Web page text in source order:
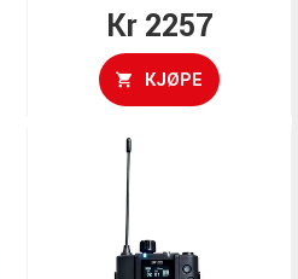
Kr 2257
KJØPE